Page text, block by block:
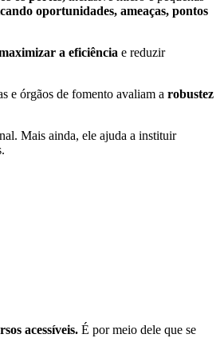
oportunidades, ameaças, pontos
a eficiência e reduzir
e órgãos de fomento avaliam a robustez
Mais ainda, ele ajuda a instituir
acessíveis. É por meio dele que se